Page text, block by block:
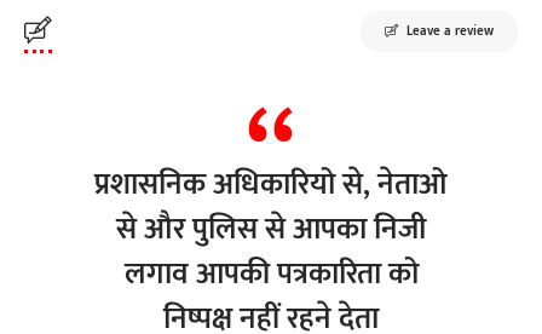
Leave a review
प्रशासनिक अधिकारियो से, नेताओ
से और पुलिस से आपका निजी
लगाव आपकी पत्रकारिता को
निष्पक्ष नहीं रहने देता